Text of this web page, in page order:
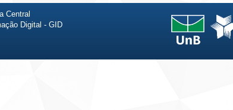
Central
Digital - GID